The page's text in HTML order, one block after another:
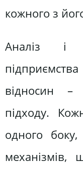
кожного з
Аналіз і
відносин –
підходу.
одного
механізмів,